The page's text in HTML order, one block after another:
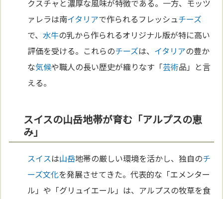
クスチャと濃厚な風味が特徴である。一方、モッツ
ァレラは南イタリアで作られるフレッシュチーズ
で、水牛の乳から作られるオリジナル版が特に高い
評価を受ける。これらのチーズは、 イタリアの豊か
な気候や職人の長い歴史が織りなす「芸術品」と言
える。
スイスの山岳地帯が育む「アルプスの恵
み」
スイスは山岳地帯の厳しい環境を活かし、独自のチ
ーズ文化を発展させてきた。代表的な「エメンター
ル」や「グリュイエール」は、アルプスの牧草を食